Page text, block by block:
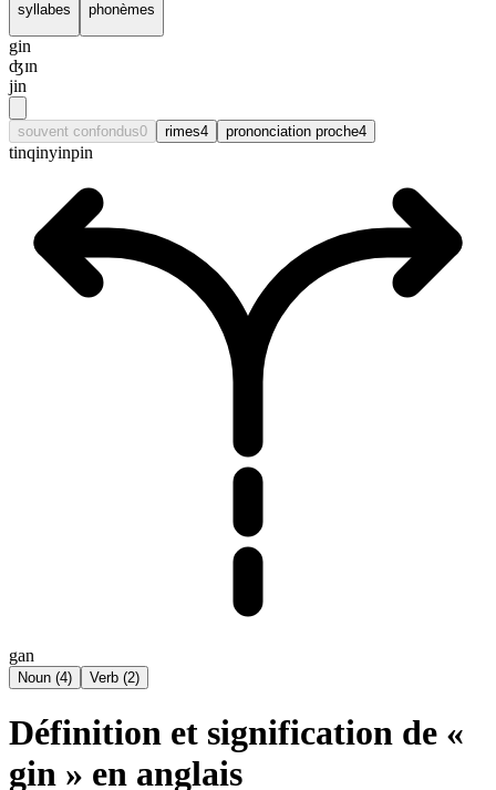
syllabes phonèmes
gin
ʤɪn
jin
souvent confondus0 rimes4 prononciation proche4
tinqinyinpin
gan
Noun (4) Verb (2)
Définition et signification de «
gin » en anglais